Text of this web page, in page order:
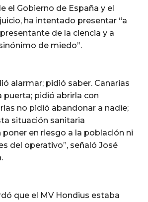
el Gobierno de España y el
juicio, ha intentado presentar “a
de la ciencia y a
de miedo”.
alarmar; pidió saber. Canarias
puerta; pidió abrirla con
no pidió abandonar a nadie;
situación sanitaria
poner en riesgo a la población ni
del operativo”, señaló José
que el MV Hondius estaba